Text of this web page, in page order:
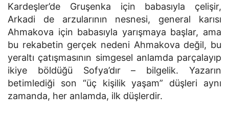
Kardeşler’de Gruşenka için babasıyla çelişir,
Arkadi de arzularının nesnesi, general karısı
Ahmakova için babasıyla yarışmaya başlar, ama
bu rekabetin gerçek nedeni Ahmakova değil, bu
yeraltı çatışmasının simgesel anlamda parçalayıp
ikiye böldüğü Sofya’dır – bilgelik. Yazarın
betimlediği son “üç kişilik yaşam” düşleri aynı
zamanda, her anlamda, ilk düşlerdir.